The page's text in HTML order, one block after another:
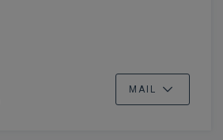
MAIL